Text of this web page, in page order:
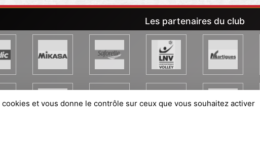
Les partenaires du club
et vous donne le contrôle sur ceux que vous souhaitez activer